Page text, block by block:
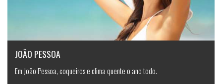
JOÃO PESSOA
Em João Pessoa, coqueiros e clima quente o ano todo.